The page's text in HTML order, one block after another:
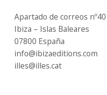
Apartado de correos nº40
Ibiza – Islas Baleares
07800 España
info@ibizaeditions.com
illes@illes.cat